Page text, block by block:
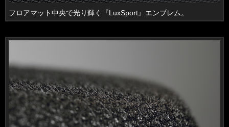
フロアマット中央で光り輝く『LuxSport』エンブレム。